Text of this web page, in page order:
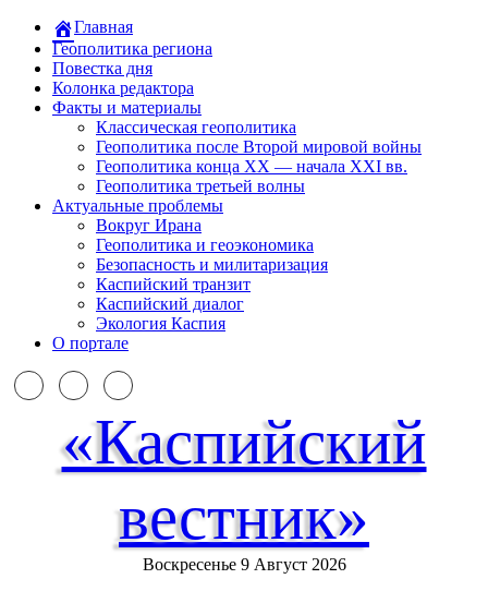
Главная
Геополитика региона
Повестка дня
Колонка редактора
Факты и материалы
Классическая геополитика
Геополитика после Второй мировой войны
Геополитика конца XX — начала XXI вв.
Геополитика третьей волны
Актуальные проблемы
Вокруг Ирана
Геополитика и геоэкономика
Безопасность и милитаризация
Каспийский транзит
Каспийский диалог
Экология Каспия
О портале
«Каспийский
вестник»
Воскресенье 9 Август 2026